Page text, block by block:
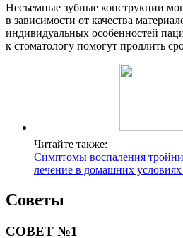
Несъемные зубные конструкции
в зависимости от качества
индивидуальных особенностей
к стоматологу помогут продлить
Читайте также:
Симптомы воспаления
лечение в домашних
Советы
СОВЕТ №1